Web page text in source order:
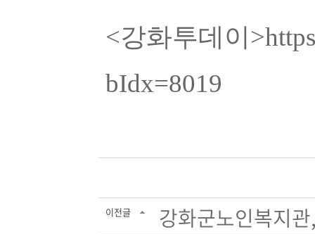
<강화투데이>
bIdx=8019
이전글 강화군노인복지